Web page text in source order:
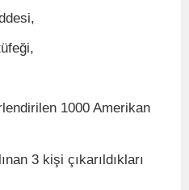
1000 Amerikan
3 kişi çıkarıldıkları